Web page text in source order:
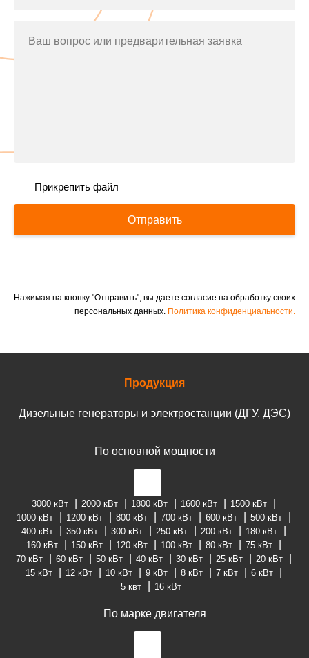
Ваш вопрос или предварительная заявка
Прикрепить файл
Отправить
Нажимая на кнопку "Отправить", вы даете согласие на обработку своих
персональных данных. Политика конфиденциальности.
Продукция
Дизельные генераторы и электростанции (ДГУ, ДЭС)
По основной мощности
3000 кВт 2000 кВт 1800 кВт 1600 кВт
1500 кВт
1000 кВт
1200 кВт 800 кВт 700 кВт 600 кВт
500 кВт
400 кВт
350 кВт 300 кВт 250 кВт 200 кВт
180 кВт
160 кВт
150 кВт 120 кВт 100 кВт 80 кВт
75 кВт
70 кВт
60 кВт 50 кВт 40 кВт 30 кВт 25 кВт
20 кВт
15 кВт
12 кВт 10 кВт 9 кВт 8 кВт 7 кВт
6 кВт
5 квт
16 кВт
По марке двигателя